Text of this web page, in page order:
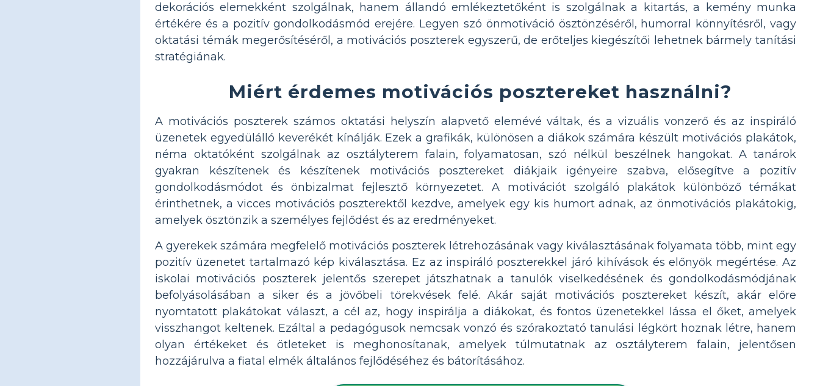
dekorációs elemekként szolgálnak, hanem állandó emlékeztetőként is szolgálnak a kitartás, a kemény munka
értékére és a pozitív gondolkodásmód erejére. Legyen szó önmotiváció ösztönzéséről, humorral könnyítésről, vagy
oktatási témák megerősítéséről, a motivációs poszterek egyszerű, de erőteljes kiegészítői lehetnek bármely tanítási
stratégiának.
Miért érdemes motivációs posztereket használni?
A motivációs poszterek számos oktatási helyszín alapvető elemévé váltak, és a vizuális vonzerő és az inspiráló
üzenetek egyedülálló keverékét kínálják. Ezek a grafikák, különösen a diákok számára készült motivációs plakátok,
néma oktatóként szolgálnak az osztályterem falain, folyamatosan, szó nélkül beszélnek hangokat. A tanárok
gyakran készítenek és készítenek motivációs posztereket diákjaik igényeire szabva, elősegítve a pozitív
gondolkodásmódot és önbizalmat fejlesztő környezetet. A motivációt szolgáló plakátok különböző témákat
érinthetnek, a vicces motivációs poszterektől kezdve, amelyek egy kis humort adnak, az önmotivációs plakátokig,
amelyek ösztönzik a személyes fejlődést és az eredményeket.
A gyerekek számára megfelelő motivációs poszterek létrehozásának vagy kiválasztásának folyamata több, mint egy
pozitív üzenetet tartalmazó kép kiválasztása. Ez az inspiráló poszterekkel járó kihívások és előnyök megértése. Az
iskolai motivációs poszterek jelentős szerepet játszhatnak a tanulók viselkedésének és gondolkodásmódjának
befolyásolásában a siker és a jövőbeli törekvések felé. Akár saját motivációs posztereket készít, akár előre
nyomtatott plakátokat választ, a cél az, hogy inspirálja a diákokat, és fontos üzenetekkel lássa el őket, amelyek
visszhangot keltenek. Ezáltal a pedagógusok nemcsak vonzó és szórakoztató tanulási légkört hoznak létre, hanem
olyan értékeket és ötleteket is meghonosítanak, amelyek túlmutatnak az osztályterem falain, jelentősen
hozzájárulva a fiatal elmék általános fejlődéséhez és bátorításához.